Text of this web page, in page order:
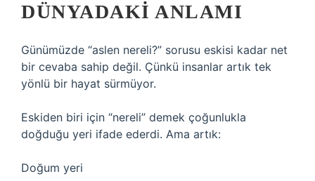
DÜNYADAKI ANLAMI
Günümüzde “aslen nereli?” sorusu eskisi kadar net
bir cevaba sahip değil. Çünkü insanlar artık tek
yönlü bir hayat sürmüyor.
Eskiden biri için “nereli” demek çoğunlukla
doğduğu yeri ifade ederdi. Ama artık:
Doğum yeri